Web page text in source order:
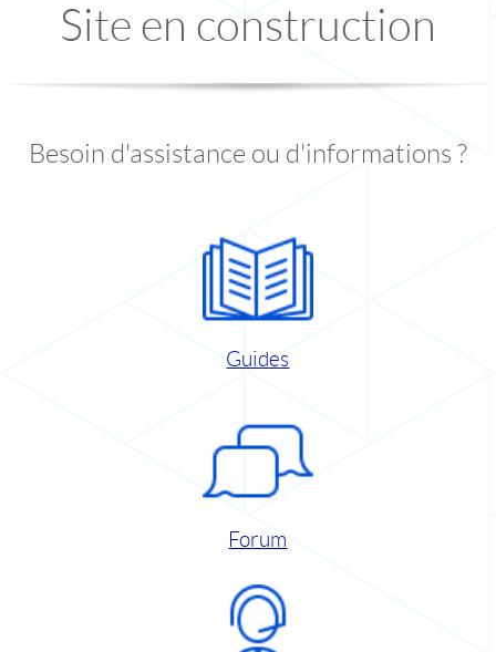
Site en construction
Besoin d'assistance ou d'informations ?
Guides
Forum